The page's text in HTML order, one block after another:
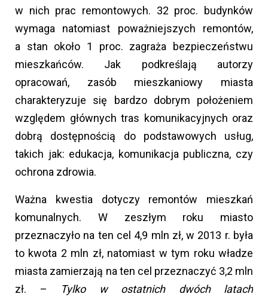
w nich prac remontowych. 32 proc. budynków
wymaga natomiast poważniejszych remontów,
a stan około 1 proc. zagraża bezpieczeństwu
mieszkańców. Jak podkreślają autorzy
opracowań, zasób mieszkaniowy miasta
charakteryzuje się bardzo dobrym położeniem
względem głównych tras komunikacyjnych oraz
dobrą dostępnością do podstawowych usług,
takich jak: edukacja, komunikacja publiczna, czy
ochrona zdrowia.
Ważna kwestia dotyczy remontów mieszkań
komunalnych. W zeszłym roku miasto
przeznaczyło na ten cel 4,9 mln zł, w 2013 r. była
to kwota 2 mln zł, natomiast w tym roku władze
miasta zamierzają na ten cel przeznaczyć 3,2 mln
zł. –
Tylko w ostatnich dwóch latach